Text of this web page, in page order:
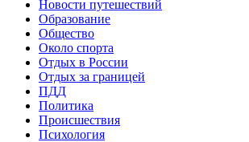
Новости путешествий
Образование
Общество
Около спорта
Отдых в России
Отдых за границей
ПДД
Политика
Происшествия
Психология